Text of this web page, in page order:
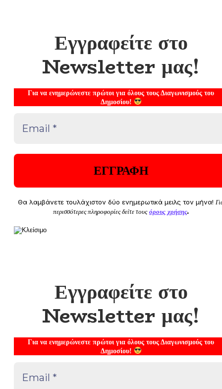
Εγγραφείτε στο
Newsletter μας!
Για να ενημερώνεστε πρώτοι για όλους τους Διαγωνισμούς του
Δημοσίου!
Θα λαμβάνετε τουλάχιστον δύο ενημερωτικά μειλς τον μήνα!
περισσότερες πληροφορίες δείτε τους όρους χρήσης.
Εγγραφείτε στο
Newsletter μας!
Για να ενημερώνεστε πρώτοι για όλους τους Διαγωνισμούς του
Δημοσίου!